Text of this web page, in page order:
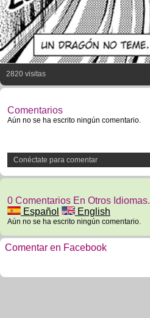
2820 visitas
Comentarios
Aún no se ha escrito ningún comentario.
Conéctate para comentar
0 Comentarios En Otros Idiomas.
Español
English
Aún no se ha escrito ningún comentario.
Comentar en Facebook